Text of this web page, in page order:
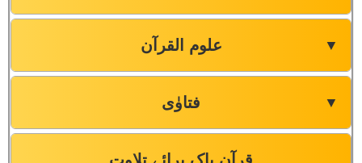
علوم القرآن ▼
فتاوٰی ▼